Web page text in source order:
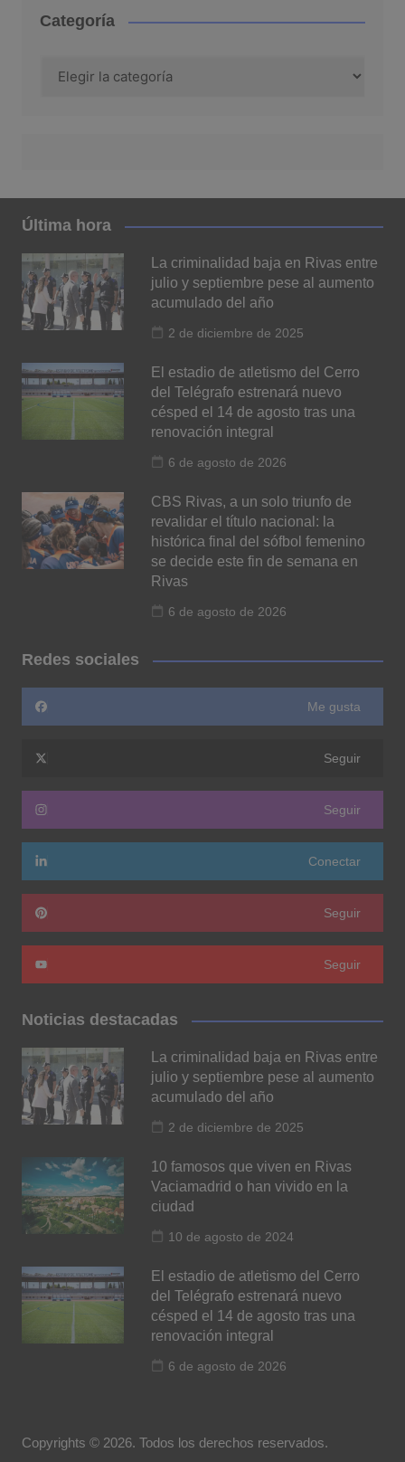
Categoría
Última hora
La criminalidad baja en Rivas entre
julio y septiembre pese al aumento
acumulado del año
2 de diciembre de 2025
El estadio de atletismo del Cerro
del Telégrafo estrenará nuevo
césped el 14 de agosto tras una
renovación integral
6 de agosto de 2026
CBS Rivas, a un solo triunfo de
revalidar el título nacional: la
histórica final del sófbol femenino
se decide este fin de semana en
Rivas
6 de agosto de 2026
Redes sociales
Me gusta
Seguir
Seguir
Conectar
Seguir
Seguir
Noticias destacadas
La criminalidad baja en Rivas entre
julio y septiembre pese al aumento
acumulado del año
2 de diciembre de 2025
10 famosos que viven en Rivas
Vaciamadrid o han vivido en la
ciudad
10 de agosto de 2024
El estadio de atletismo del Cerro
del Telégrafo estrenará nuevo
césped el 14 de agosto tras una
renovación integral
6 de agosto de 2026
Copyrights © 2026. Todos los derechos reservados.